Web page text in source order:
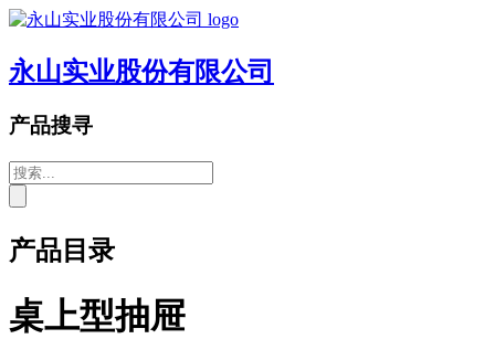
永山实业股份有限公司
产品搜寻
产品目录
桌上型抽屉